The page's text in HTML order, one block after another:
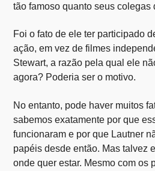
Site Rádio 2
tão famoso quanto seus colegas
Foi o fato de ele ter participado
ação, em vez de filmes
Stewart, a razão pela qual ele
agora? Poderia ser o motivo.
No entanto, pode haver muitos
sabemos exatamente por que
funcionaram e por que Lautner
papéis desde então. Mas talvez
onde quer estar. Mesmo com os